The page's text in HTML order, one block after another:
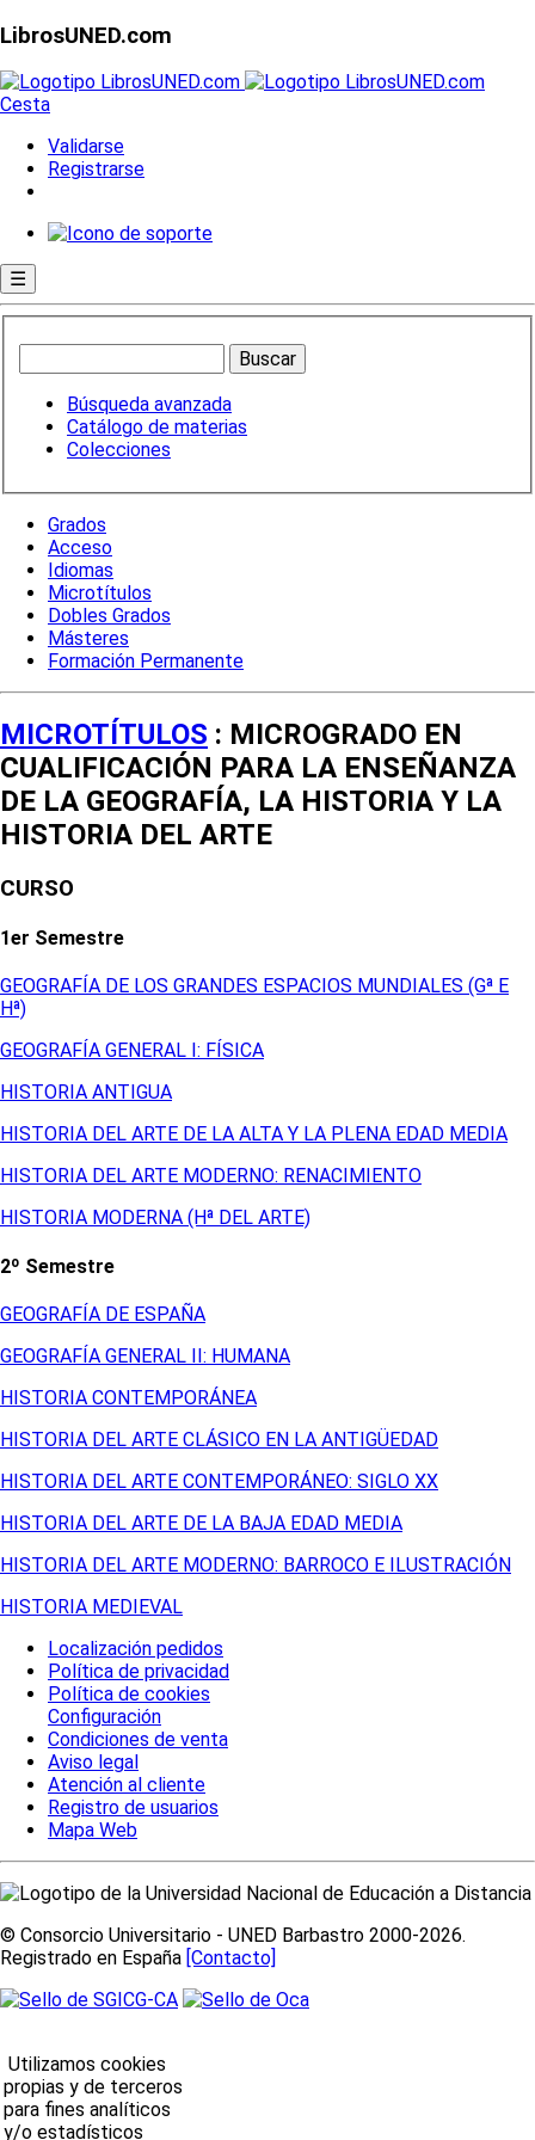
LibrosUNED.com
Cesta
Validarse
Registrarse
☰
Búsqueda avanzada
Catálogo de materias
Colecciones
Grados
Acceso
Idiomas
Microtítulos
Dobles Grados
Másteres
Formación Permanente
MICROTÍTULOS : MICROGRADO EN
CUALIFICACIÓN PARA LA ENSEÑANZA
DE LA GEOGRAFÍA, LA HISTORIA Y LA
HISTORIA DEL ARTE
CURSO
1er Semestre
GEOGRAFÍA DE LOS GRANDES ESPACIOS MUNDIALES (Gª E
Hª)
GEOGRAFÍA GENERAL I: FÍSICA
HISTORIA ANTIGUA
HISTORIA DEL ARTE DE LA ALTA Y LA PLENA EDAD MEDIA
HISTORIA DEL ARTE MODERNO: RENACIMIENTO
HISTORIA MODERNA (Hª DEL ARTE)
2º Semestre
GEOGRAFÍA DE ESPAÑA
GEOGRAFÍA GENERAL II: HUMANA
HISTORIA CONTEMPORÁNEA
HISTORIA DEL ARTE CLÁSICO EN LA ANTIGÜEDAD
HISTORIA DEL ARTE CONTEMPORÁNEO: SIGLO XX
HISTORIA DEL ARTE DE LA BAJA EDAD MEDIA
HISTORIA DEL ARTE MODERNO: BARROCO E ILUSTRACIÓN
HISTORIA MEDIEVAL
Localización pedidos
Política de privacidad
Política de cookies
Configuración
Condiciones de venta
Aviso legal
Atención al cliente
Registro de usuarios
Mapa Web
© Consorcio Universitario - UNED Barbastro 2000-2026.
Registrado en España [Contacto]
Utilizamos cookies
propias y de terceros
para fines analíticos
y/o estadísticos